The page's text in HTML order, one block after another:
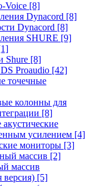
Voice [8]
Dynacord [8]
Dynacord [8]
SHURE [9]
Shure [8]
Proaudio [42]
точечные
колонны для
[8]
усилением [4]
мониторы [3]
массив [2]
массив
версия) [5]